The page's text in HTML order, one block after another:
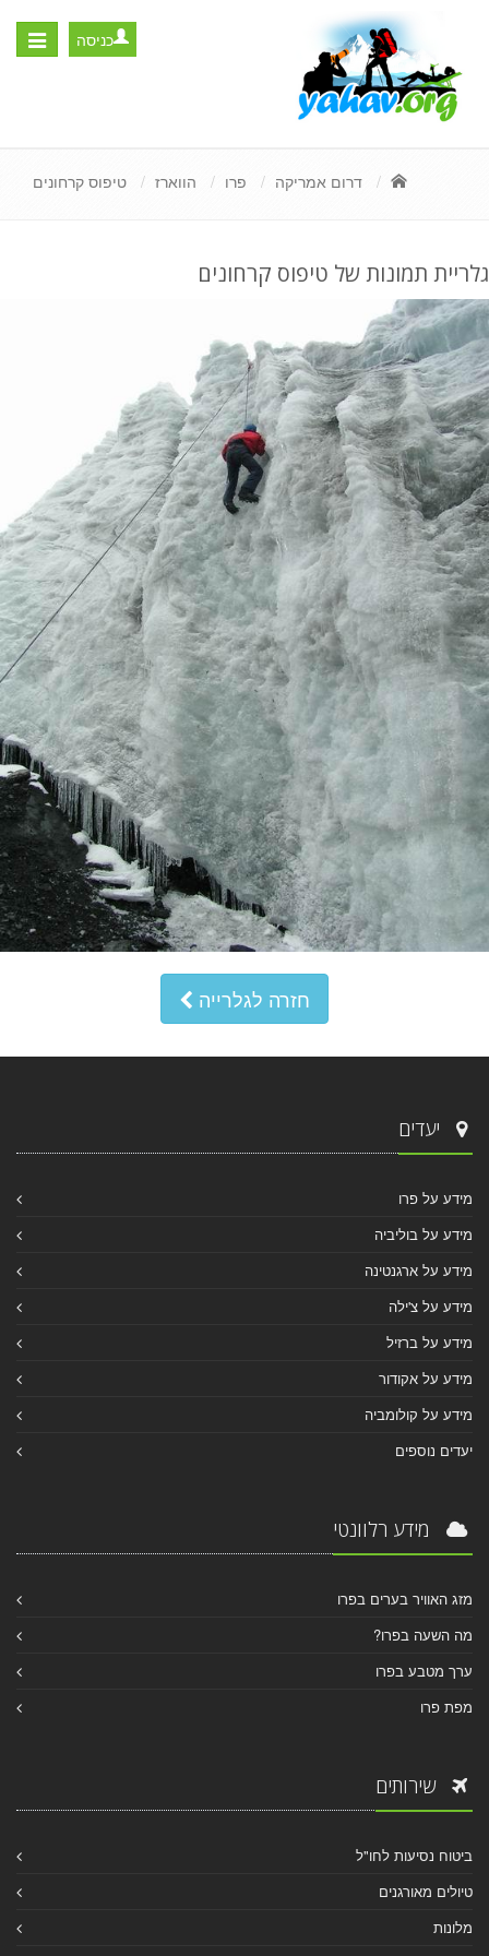
Toggle
כניסה
דרום אמריקה פרו הווארז טיפוס קרחונים
גלריית תמונות של טיפוס קרחונים
חזרה לגלרייה
יעדים
מידע על פרו
מידע על בוליביה
מידע על ארגנטינה
מידע על צ'ילה
מידע על ברזיל
מידע על אקודור
מידע על קולומביה
יעדים נוספים
מידע רלוונטי
מזג האוויר בערים בפרו
מה השעה בפרו?
ערך מטבע בפרו
מפת פרו
שירותים
ביטוח נסיעות לחו"ל
טיולים מאורגנים
מלונות